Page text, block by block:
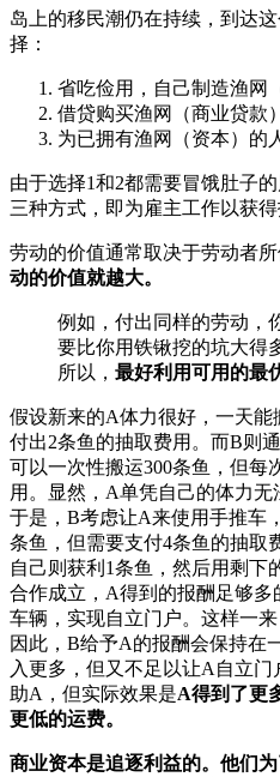
岛上的移民潮仍在持续，到达
择：
省吃俭用，自己制造渔网
借贷购买渔网（商业贷款
为已拥有渔网（资本）的
由于选择1和2都需要冒饿肚子
三种方式，即为雇主工作以获得
劳动的价值通常取决于劳动者所
动的价值就越大。
例如，付出同样的劳动，
要比你用铁锹挖的坑大得
所以， 最好利用可用的最
假设新来的A体力很好，一天能
付出2条鱼的抽取费用。而B则
可以一次性搬运300条鱼，但每
用。显然，A单凭自己的体力无
于是，B考虑让A来使用手推车
条鱼，但需要支付4条鱼的抽取
自己则获利1条鱼，然后用剩下
合作成立，A得到的报酬足够
车辆，实现自立门户。这样一
因此，B给予A的报酬会保持在
入更多，但又不足以让A自立
助A，但实际效果是A得到了更
更低的运费。
商业资本是追逐利益的。他们